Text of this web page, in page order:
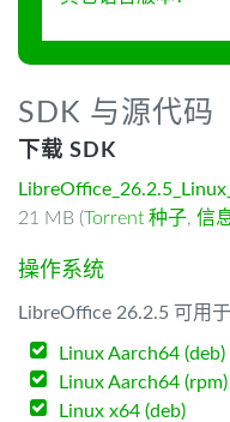
SDK 与源代码
下载 SDK
21 MB (Torrent 种子, 信
操作系统
LibreOffice 26.2.5 可用
Linux Aarch64 (deb)
Linux Aarch64 (rpm)
Linux x64 (deb)